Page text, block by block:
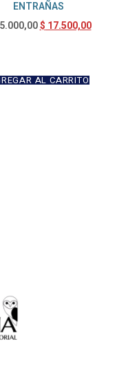
ENTRAÑAS
$ 17.500,00
AL CARRITO